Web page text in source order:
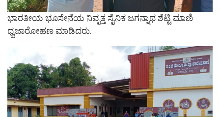
ಭಾರತೀಯ ಭೂಸೇನೆಯ ನಿವೃತ್ತ ಸೈನಿಕ ಜಗನ್ನಾಥ ಶೆಟ್ಟಿ ಮಾಣಿ
ಧ್ವಜಾರೋಹಣ ಮಾಡಿದರು.